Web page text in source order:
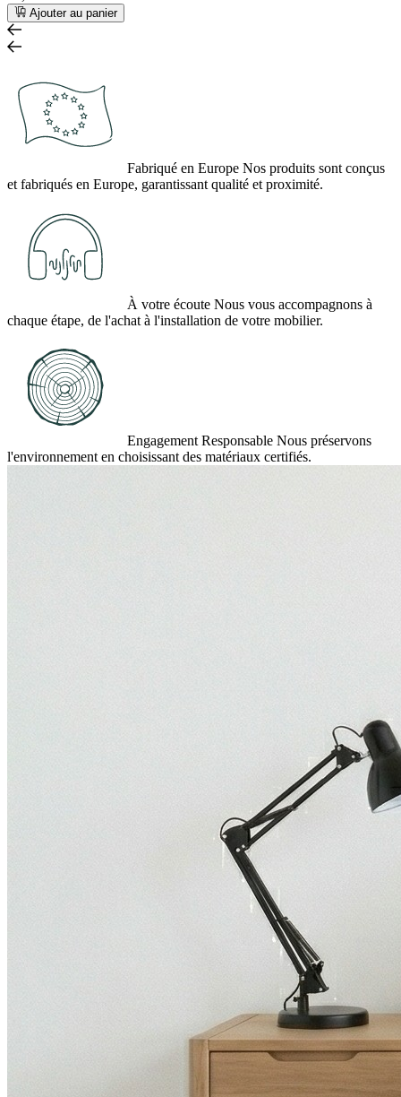
Ajouter au panier
Fabriqué en Europe Nos produits sont conçus
et fabriqués en Europe, garantissant qualité et proximité.
À votre écoute Nous vous accompagnons à
chaque étape, de l'achat à l'installation de votre mobilier.
Engagement Responsable Nous préservons
l'environnement en choisissant des matériaux certifiés.